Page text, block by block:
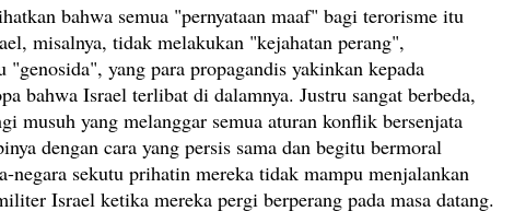
bahwa semua "pernyataan maaf" bagi terorisme itu
misalnya, tidak melakukan "kejahatan perang",
"genosida", yang para propagandis yakinkan kepada
bahwa Israel terlibat di dalamnya. Justru sangat berbeda,
musuh yang melanggar semua aturan konflik bersenjata
dengan cara yang persis sama dan begitu bermoral
negara sekutu prihatin mereka tidak mampu menjalankan
Israel ketika mereka pergi berperang pada masa datang.